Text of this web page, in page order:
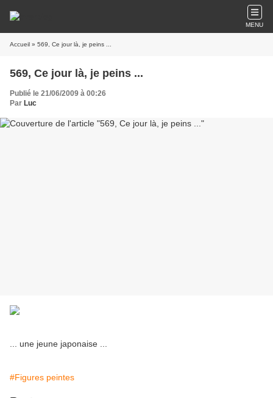
MENU
Accueil » 569, Ce jour là, je peins ...
569, Ce jour là, je peins ...
Publié le 21/06/2009 à 00:26
Par Luc
... une jeune japonaise ...
#Figures peintes